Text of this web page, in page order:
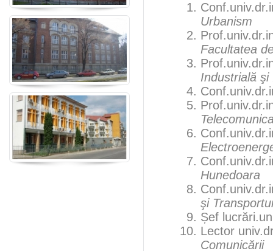
Urbanism
Facultatea
Industrială şi
Hunedoara
şi
Șef
Lector
Comunicării